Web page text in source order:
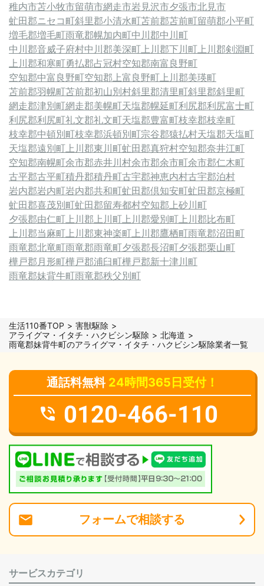
稚内市苫小牧市留萌市網走市岩見沢市夕張市北見市
虻田郡ニセコ町斜里郡小清水町苫前郡苫前町留萌郡小平町
増毛郡増毛町雨竜郡幌加内町中川郡中川町
中川郡音威子府村中川郡美深町上川郡下川町上川郡剣淵町
上川郡和寒町勇払郡占冠村空知郡南富良野町
空知郡中富良野町空知郡上富良野町上川郡美瑛町
苫前郡羽幌町苫前郡初山別村斜里郡清里町斜里郡斜里町
網走郡津別町網走郡美幌町天塩郡幌延町利尻郡利尻富士町
利尻郡利尻町礼文郡礼文町天塩郡豊富町枝幸郡枝幸町
枝幸郡中頓別町枝幸郡浜頓別町宗谷郡猿払村天塩郡天塩町
天塩郡遠別町上川郡東川町虻田郡真狩村空知郡奈井江町
空知郡南幌町余市郡赤井川村余市郡余市町余市郡仁木町
古平郡古平町積丹郡積丹町古宇郡神恵内村古宇郡泊村
岩内郡岩内町岩内郡共和町虻田郡倶知安町虻田郡京極町
虻田郡喜茂別町虻田郡留寿都村空知郡上砂川町
夕張郡由仁町上川郡上川町上川郡愛別町上川郡比布町
上川郡当麻町上川郡東神楽町上川郡鷹栖町雨竜郡沼田町
雨竜郡北竜町雨竜郡雨竜町夕張郡長沼町夕張郡栗山町
樺戸郡月形町樺戸郡浦臼町樺戸郡新十津川町
雨竜郡妹背牛町雨竜郡秩父別町
生活110番TOP
害獣駆除
アライグマ・イタチ・ハクビシン駆除
北海道
雨竜郡妹背牛町のアライグマ・イタチ・ハクビシン駆除業者一覧
通話料無料 24時間365日受付！
0120-466-110
フォームで相談する
サービスカテゴリ